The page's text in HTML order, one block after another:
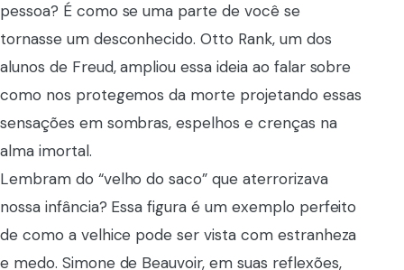
pessoa? É como se uma parte de você se
tornasse um desconhecido. Otto Rank, um dos
alunos de Freud, ampliou essa ideia ao falar sobre
como nos protegemos da morte projetando essas
sensações em sombras, espelhos e crenças na
alma imortal.
Lembram do “velho do saco” que aterrorizava
nossa infância? Essa figura é um exemplo perfeito
de como a velhice pode ser vista com estranheza
e medo. Simone de Beauvoir, em suas reflexões,